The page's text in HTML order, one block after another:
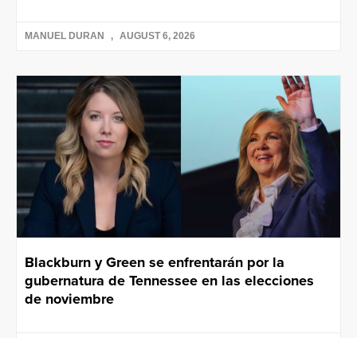
MANUEL DURAN AUGUST 6, 2026
Blackburn y Green se enfrentarán por la
gubernatura de Tennessee en las elecciones
de noviembre